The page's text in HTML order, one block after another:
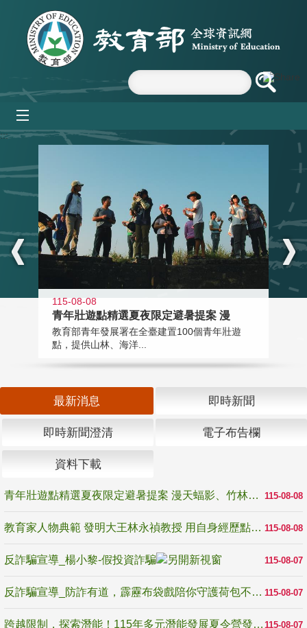
跳到主要內容區塊
:::
115-08-08
青年壯遊點精選夏夜限定避暑提案 漫
教育部青年發展署在全臺建置100個青年壯遊
點，提供山林、海洋...
最新消息 即時新聞
即時新聞澄清 電子布告欄
資料下載
115-08-08
青年壯遊點精選夏夜限定避暑提案 漫天蝠影、竹林尋蛙、茶香夜觀 邀青年暮色出發
115-08-08
教育家人物典範 發明大王林永禎教授 用自身經歷點亮學生的路
115-08-07
反詐騙宣導_楊小黎-假投資詐騙
115-08-07
反詐騙宣導_防詐有道，霹靂布袋戲陪你守護荷包不受騙
115-08-07
跨越限制，探索潛能！115年多元潛能發展夏令營發掘生命無限可能